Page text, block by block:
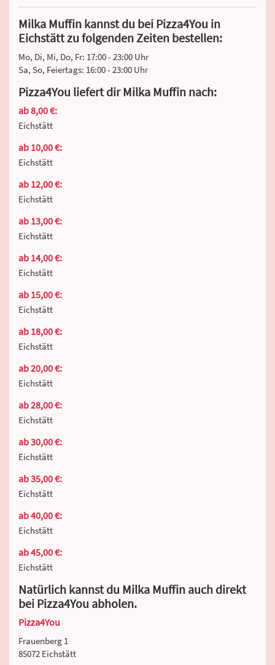
Milka Muffin kannst du bei Pizza4You in
Eichstätt zu folgenden Zeiten bestellen:
Mo, Di, Mi, Do, Fr: 17:00 - 23:00 Uhr
Sa, So, Feiertags: 16:00 - 23:00 Uhr
Pizza4You liefert dir Milka Muffin nach:
ab 8,00 €:
Eichstätt
ab 10,00 €:
Eichstätt
ab 12,00 €:
Eichstätt
ab 13,00 €:
Eichstätt
ab 14,00 €:
Eichstätt
ab 15,00 €:
Eichstätt
ab 18,00 €:
Eichstätt
ab 20,00 €:
Eichstätt
ab 28,00 €:
Eichstätt
ab 30,00 €:
Eichstätt
ab 35,00 €:
Eichstätt
ab 40,00 €:
Eichstätt
ab 45,00 €:
Eichstätt
Natürlich kannst du Milka Muffin auch direkt
bei Pizza4You abholen.
Pizza4You
Frauenberg 1
85072 Eichstätt